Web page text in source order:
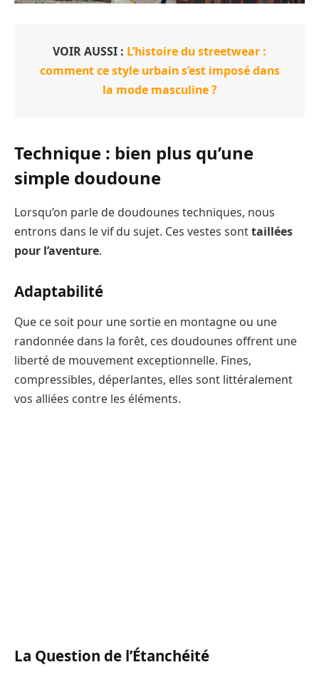
VOIR AUSSI : L’histoire du streetwear :
comment ce style urbain s’est imposé dans
la mode masculine ?
Technique : bien plus qu’une
simple doudoune
Lorsqu’on parle de doudounes techniques, nous
entrons dans le vif du sujet. Ces vestes sonttaillées
pour l’aventure.
Adaptabilité
Que ce soit pour une sortie en montagne ou une
randonnée dans la forêt, ces doudounes offrent une
liberté de mouvement exceptionnelle. Fines,
compressibles, déperlantes, elles sont littéralement
vos alliées contre les éléments.
La Question de l’Étanchéité